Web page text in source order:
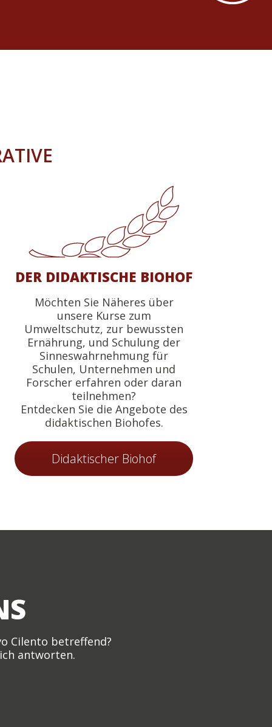
DER DIDAKTISCHE BIOHOF
Möchten Sie Näheres über
unsere Kurse zum
Umweltschutz, zur bewussten
Ernährung, und Schulung der
Sinneswahrnehmung für
Schulen, Unternehmen und
Forscher erfahren oder daran
teilnehmen?
Entdecken Sie die Angebote des
didaktischen Biohofes.
Didaktischer Biohof
Cilento betreffend?
antworten.